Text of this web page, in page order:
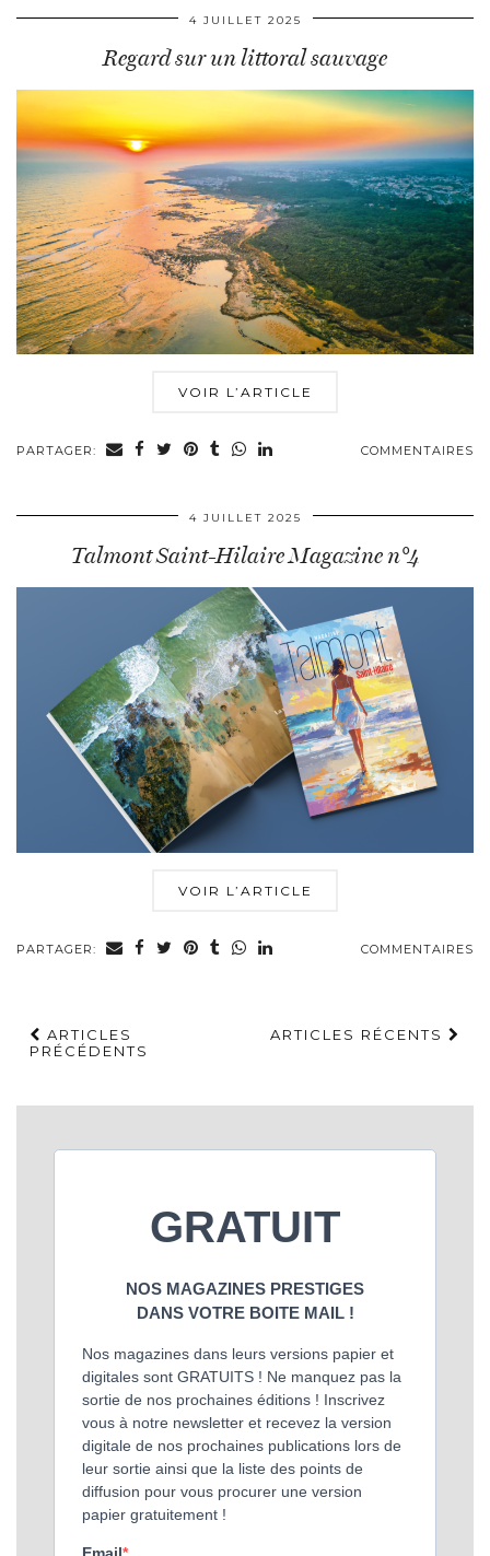
4 JUILLET 2025
Regard sur un littoral sauvage
VOIR L’ARTICLE
PARTAGER: COMMENTAIRES
4 JUILLET 2025
Talmont Saint-Hilaire Magazine n°4
VOIR L’ARTICLE
PARTAGER: COMMENTAIRES
ARTICLES
PRÉCÉDENTS
ARTICLES RÉCENTS